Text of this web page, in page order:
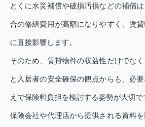
とくに水災補償や破損汚損などの補償
合の修繕費用が高額になりやすく、賃
に直接影響します。
そのため、賃貸物件の収益性だけでな
と入居者の安全確保の観点からも、必
えで保険料負担を検討する姿勢が大切で
保険会社や代理店から提供される資料